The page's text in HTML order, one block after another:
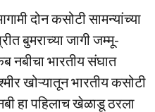
दोन कसोटी सामन्यांच्या
बुमराच्या जागी जम्मू-
नबीचा भारतीय संघात
खोऱ्यातून भारतीय कसोटी
हा पहिलाच खेळाडू ठरला